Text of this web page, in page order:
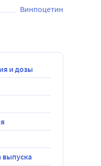
Винпоцетин
и дозы